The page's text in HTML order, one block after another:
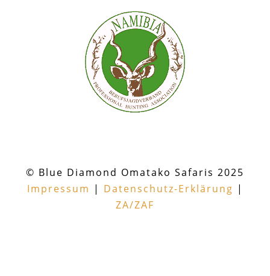
© Blue Diamond Omatako Safaris 2025
Impressum | Datenschutz-Erklärung |
ZA/ZAF